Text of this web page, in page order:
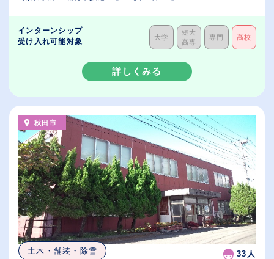
インターンシップ
受け入れ可能対象
大学
短大
高専
専門 高校
詳しくみる
秋田市
土木・舗装・除雪 33人